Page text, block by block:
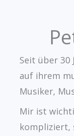
Seit über 30
auf ihrem
Musiker,
Mir ist
kompliziert,